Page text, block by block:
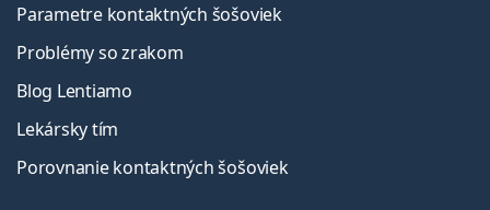
Parametre kontaktných šošoviek
Problémy so zrakom
Blog Lentiamo
Lekársky tím
Porovnanie kontaktných šošoviek